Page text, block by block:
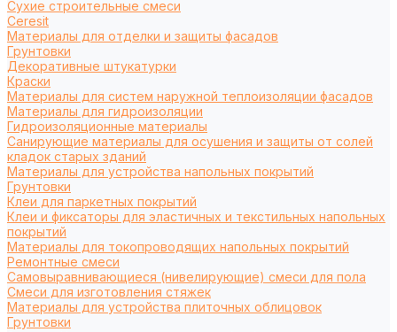
Сухие строительные смеси
Ceresit
Материалы для отделки и защиты фасадов
Грунтовки
Декоративные штукатурки
Краски
Материалы для систем наружной теплоизоляции фасадов
Материалы для гидроизоляции
Гидроизоляционные материалы
Санирующие материалы для осушения и защиты от солей
кладок старых зданий
Материалы для устройства напольных покрытий
Грунтовки
Клеи для паркетных покрытий
Клеи и фиксаторы для эластичных и текстильных напольных
покрытий
Материалы для токопроводящих напольных покрытий
Ремонтные смеси
Самовыравнивающиеся (нивелирующие) смеси для пола
Смеси для изготовления стяжек
Материалы для устройства плиточных облицовок
Грунтовки